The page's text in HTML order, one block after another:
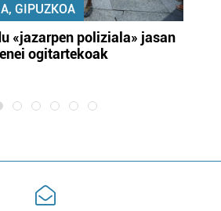
GIPUZKOA
«jazarpen poliziala» jasan
ogitartekoak